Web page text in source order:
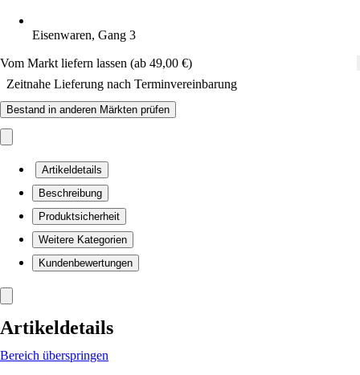
Eisenwaren, Gang 3
Vom Markt liefern lassen (ab 49,00 €)
Zeitnahe Lieferung nach Terminvereinbarung
Bestand in anderen Märkten prüfen
Artikeldetails
Beschreibung
Produktsicherheit
Weitere Kategorien
Kundenbewertungen
Artikeldetails
Bereich überspringen